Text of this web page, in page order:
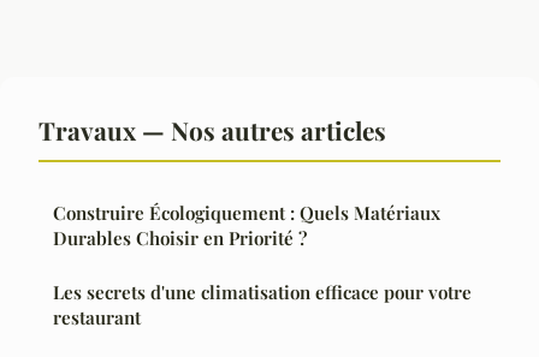
Travaux — Nos autres articles
Construire Écologiquement : Quels Matériaux
Durables Choisir en Priorité ?
Les secrets d'une climatisation efficace pour votre
restaurant